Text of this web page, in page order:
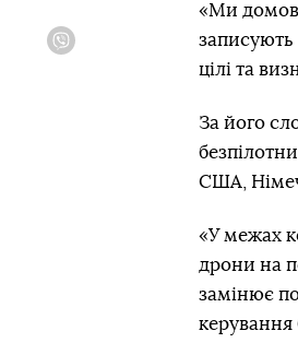
«Ми
записують
цілі та
За його
США,
«У межах
дрони на
замінює
керування